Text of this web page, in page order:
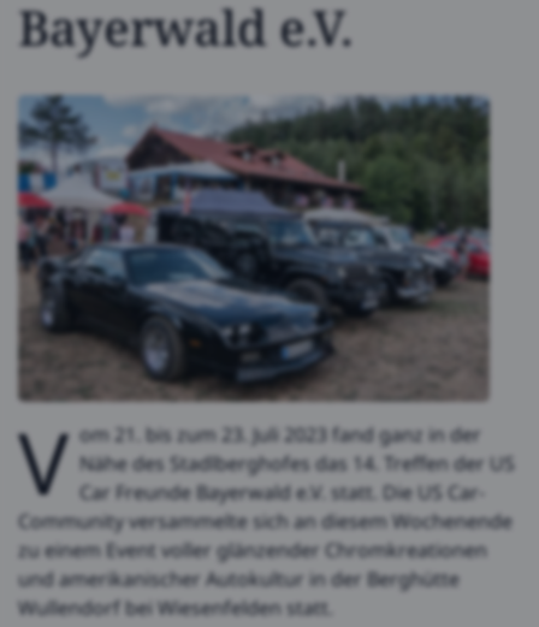
Bayerwald e.V.
V om 21. bis zum 23. Juli 2023 fand ganz in der
Nähe des Stadlberghofes das 14. Treffen der US
Car Freunde Bayerwald e.V. statt. Die US Car-
Community versammelte sich an diesem Wochenende
zu einem Event voller glänzender Chromkreationen
und amerikanischer Autokultur in der Berghütte
Wullendorf bei Wiesenfelden statt.